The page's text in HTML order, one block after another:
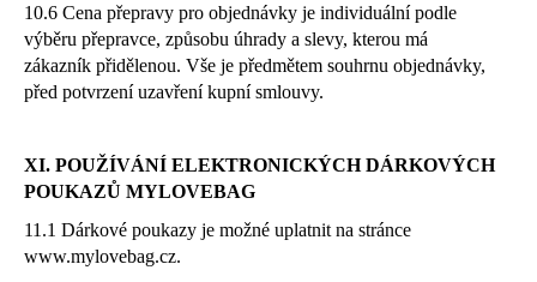
10.6 Cena přepravy pro objednávky je individuální podle
výběru přepravce, způsobu úhrady a slevy, kterou má
zákazník přidělenou. Vše je předmětem souhrnu objednávky,
před potvrzení uzavření kupní smlouvy.
XI. POUŽÍVÁNÍ ELEKTRONICKÝCH DÁRKOVÝCH
POUKAZŮ MYLOVEBAG
11.1 Dárkové poukazy je možné uplatnit na stránce
www.mylovebag.cz.